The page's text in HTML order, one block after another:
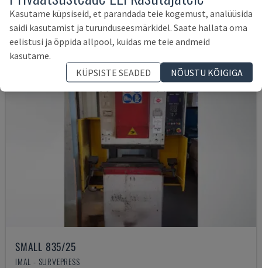
17.000 €
SMALL 835/25
IMAL - SURVEPRESS
Kasutame küpsiseid, et parandada teie kogemust, analüüsida
saidi kasutamist ja turunduseesmärkidel. Saate hallata oma
eelistusi ja õppida allpool, kuidas me teie andmeid
kasutame.
KÜPSISTE SEADED
NÕUSTU KÕIGIGA